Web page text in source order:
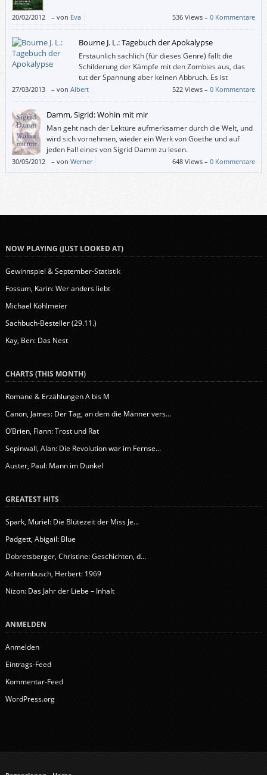
20/02/2012 – von Eva 536 Views –0 Kommentare
Bourne J. L.: Tagebuch der Apokalypse
Erstaunlich sachlich (für dieses Genre) fällt die
Schilderung der Kämpfe mit den Zombies aus, das
tut der Spannung aber keinen Abbruch. Es ist
geradezu erfrischend anders, wenn ein solcher
Roman auch einmal ohne detaillierte Schilderungen von explodierenden
Zombieschädeln und herausgerissenen Gedärmen auskommt.
27/03/2013 – von Albert 522 Views –0 Kommentare
Damm, Sigrid: Wohin mit mir
Man geht nach der Lektüre aufmerksamer durch die Welt, und
wird sich vornehmen, wieder ein Werk von Goethe und auf
jeden Fall eines von Sigrid Damm zu lesen.
30/05/2012 – von Werner 648 Views –0 Kommentare
NOW PLAYING (JUST LOOKED AT)
Gewinnspiel & September-Statistik
Fossum, Karin: Wer anders liebt
Michael Köhlmeier
Sachbuch-Besteller (29.11.)
Kay, Ben: Das Nest
CHARTS (THIS MONTH)
Romane & Erzählungen A bis M
Canon, James: Der Tag, an dem die Männer vers...
O’Brien, Flann: Trost und Rat
Sepinwall, Alan: Die Revolution war im Fernse...
Auster, Paul: Mann im Dunkel
GREATEST HITS
Spark, Muriel: Die Blütezeit der Miss Je...
Padgett, Abigail: Blue
Dobretsberger, Christine: Geschichten, d...
Achternbusch, Herbert: 1969
Nizon: Das Jahr der Liebe – Inhalt
ANMELDEN
Anmelden
Eintrags-Feed
Kommentar-Feed
WordPress.org